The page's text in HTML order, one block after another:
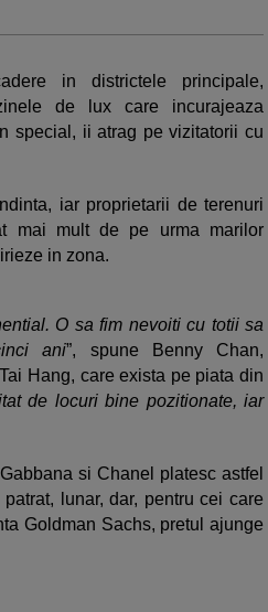
in districtele principale,
de lux care incurajeaza
special, ii atrag pe vizitatorii cu
iar proprietarii de terenuri
mai mult de pe urma marilor
in zona.
O sa fim nevoiti cu totii sa
ani”, spune Benny Chan,
Hang, care exista pe piata din
de locuri bine pozitionate, iar
si Chanel platesc astfel
lunar, dar, pentru cei care
Goldman Sachs, pretul ajunge